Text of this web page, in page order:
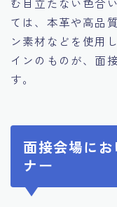
ては、本革や高品
ン素材などを使用
インのものが、面
す。
面接会場に
ナー